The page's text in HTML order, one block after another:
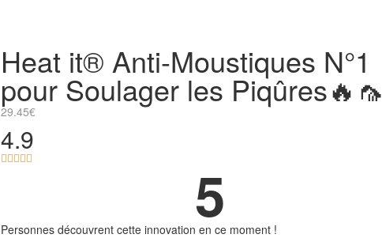
Heat it® Anti-Moustiques N°1
pour Soulager les Piqûres🔥🦟
29.45€
4.9
     5
Personnes découvrent cette innovation en ce moment !